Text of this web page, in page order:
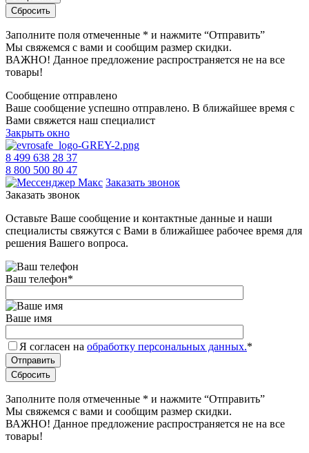
Заполните поля отмеченные * и нажмите “Отправить”
Мы свяжемся с вами и сообщим размер скидки.
ВАЖНО! Данное предложение распространяется не на все
товары!
Сообщение отправлено
Ваше сообщение успешно отправлено. В ближайшее время с
Вами свяжется наш специалист
Закрыть окно
8 499 638 28 37
8 800 500 80 47
Заказать звонок
Заказать звонок
Оставьте Ваше сообщение и контактные данные и наши
специалисты свяжутся с Вами в ближайшее рабочее время для
решения Вашего вопроса.
Ваш телефон*
Ваше имя
Я согласен на обработку персональных данных.*
Заполните поля отмеченные * и нажмите “Отправить”
Мы свяжемся с вами и сообщим размер скидки.
ВАЖНО! Данное предложение распространяется не на все
товары!